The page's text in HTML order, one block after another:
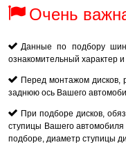
Очень
Данные по подбору
ознакомительный характер
Перед монтажом дисков,
заднюю ось Вашего
При подборе дисков,
ступицы Вашего
подборе, диаметр ступицы